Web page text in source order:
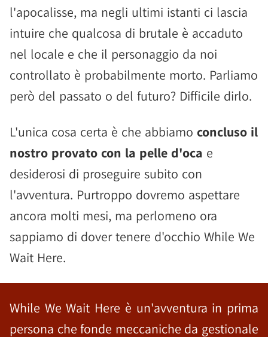
l'apocalisse, ma negli ultimi istanti ci lascia
intuire che qualcosa di brutale è accaduto
nel locale e che il personaggio da noi
controllato è probabilmente morto. Parliamo
però del passato o del futuro? Difficile dirlo.
L'unica cosa certa è che abbiamo concluso il
nostro provato con la pelle d'oca e
desiderosi di proseguire subito con
l'avventura. Purtroppo dovremo aspettare
ancora molti mesi, ma perlomeno ora
sappiamo di dover tenere d'occhio While We
Wait Here.
While We Wait Here è un'avventura in prima
persona che fonde meccaniche da gestionale